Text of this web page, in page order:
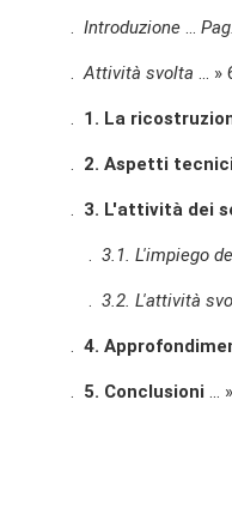
.Introduzione ...Pag.
.Attività svolta ... »
. 1. La
. 2. Aspetti
. 3. L'attività dei
.3.1. L'impiego
.3.2. L'attività
.4.
. 5. Conclusioni ...